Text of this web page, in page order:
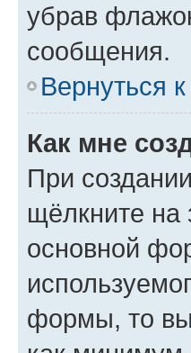
убрав
сообщения.
Вернуться
Как мне
При
щёлкните на
основной
формы, то вы